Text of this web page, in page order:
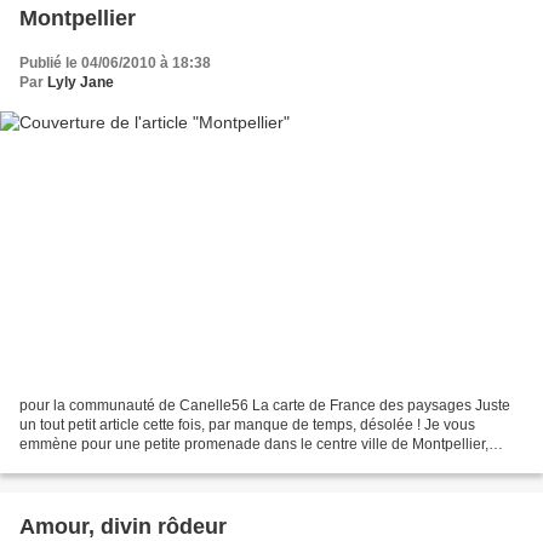
Montpellier
Publié le 04/06/2010 à 18:38
Par Lyly Jane
pour la communauté de Canelle56 La carte de France des paysages Juste
un tout petit article cette fois, par manque de temps, désolée ! Je vous
emmène pour une petite promenade dans le centre ville de Montpellier,
Amour, divin rôdeur